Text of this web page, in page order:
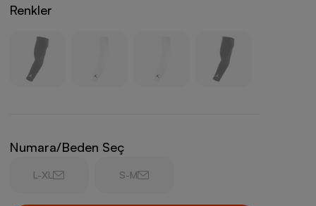
Renkler
Numara/Beden Seç
L-XL S-M